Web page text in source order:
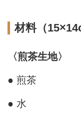
材料（
〈煎茶生地〉
● 煎茶
● 水